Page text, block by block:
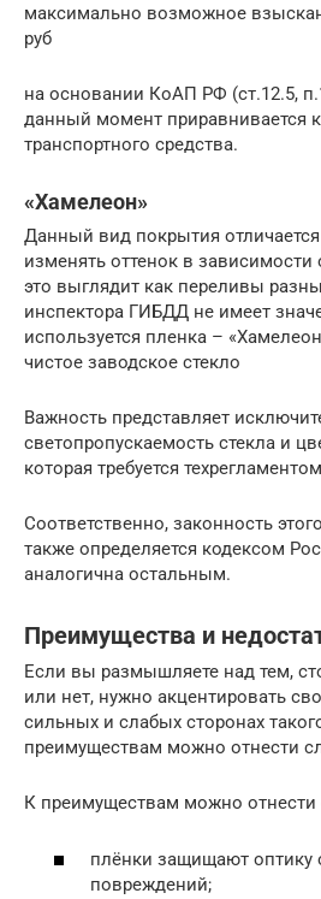
максимально возможное
руб
на основании КоАП РФ (ст.12.5,
данный момент приравнивается
транспортного средства.
«Хамелеон»
Данный вид покрытия
изменять оттенок в
это выглядит как переливы
инспектора ГИБДД не имеет
используется пленка –
чистое заводское стекло
Важность представляет
светопропускаемость стекла и
которая требуется техрегламентом
Соответственно, законность
также определяется кодексом
аналогична остальным.
Преимущества и
Если вы размышляете над тем,
или нет, нужно акцентировать
сильных и слабых сторонах
преимуществам можно отнести
К преимуществам можно
плёнки защищают оптику
повреждений;